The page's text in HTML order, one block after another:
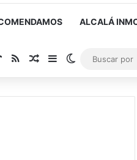
ALCALÁ
TikTokRSSNoticia al azar
Barra lateral
Switch skin